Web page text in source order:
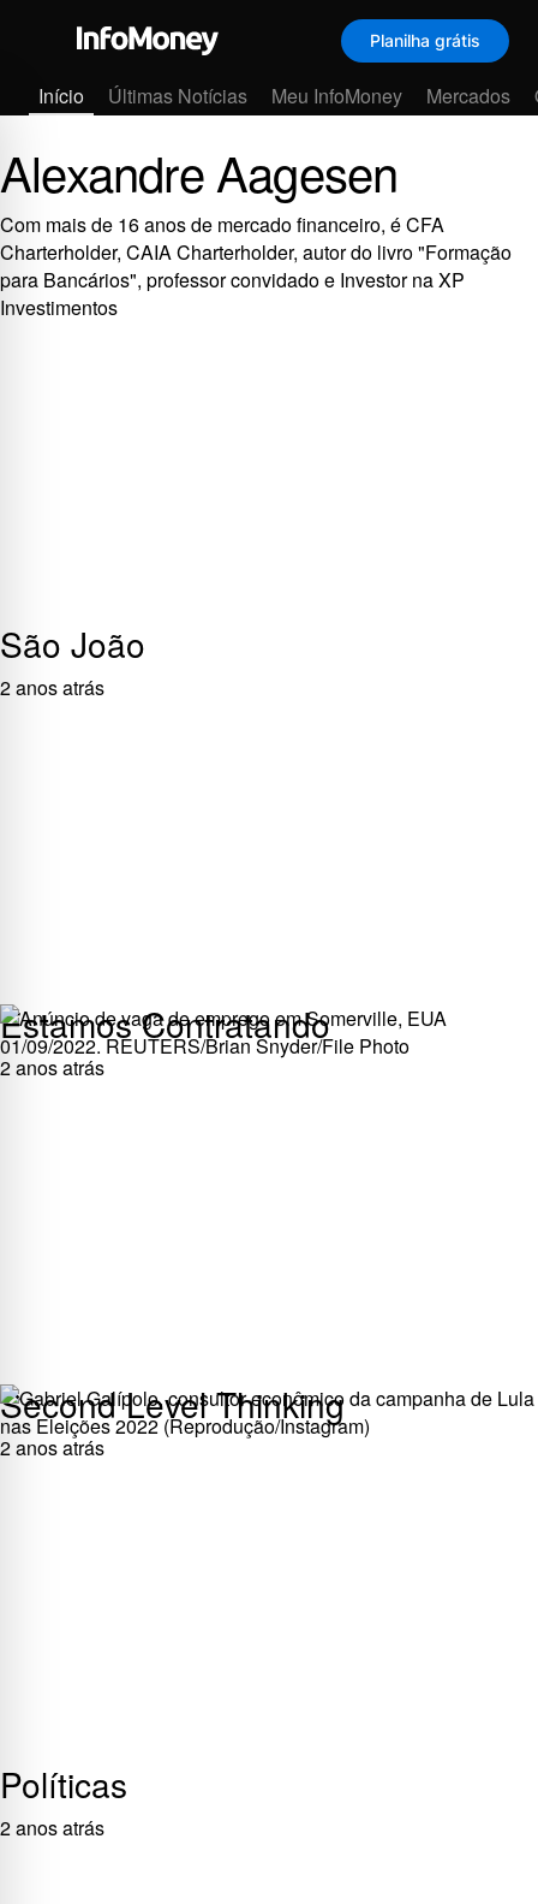
Planilha grátis
Início Últimas Notícias Meu InfoMoney Mercados
Alexandre Aagesen
Com mais de 16 anos de mercado financeiro, é CFA
Charterholder, CAIA Charterholder, autor do livro "Formação
para Bancários", professor convidado e Investor na XP
Investimentos
São João
2 anos atrás
Estamos Contratando
2 anos atrás
Second Level Thinking
2 anos atrás
Políticas
2 anos atrás